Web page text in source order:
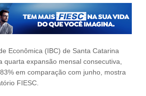
Econômica (IBC) de Santa Catarina
quarta expansão mensal consecutiva,
em comparação com junho, mostra
FIESC.